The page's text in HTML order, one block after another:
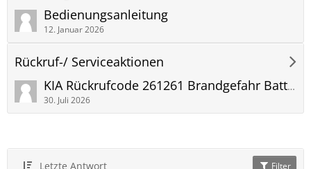
Bedienungsanleitung
12. Januar 2026
Rückruf-/ Serviceaktionen
KIA Rückrufcode 261261 Brandgefahr Batterieüberwachung
30. Juli 2026
Letzte Antwort Filter